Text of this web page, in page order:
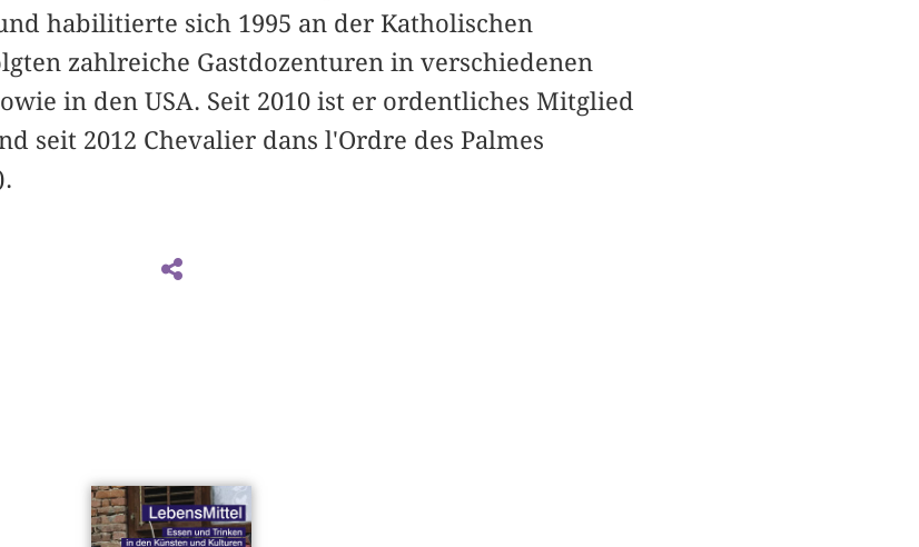
habilitierte sich 1995 an der Katholischen
zahlreiche Gastdozenturen in verschiedenen
in den USA. Seit 2010 ist er ordentliches Mitglied
seit 2012 Chevalier dans l'Ordre des Palmes